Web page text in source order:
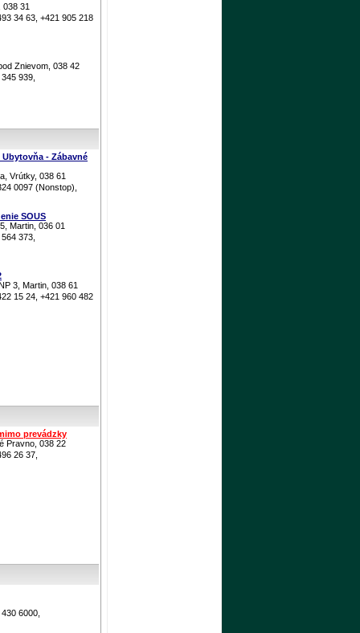
31
34 63, +421 905 218
Znievom, 038 42
939,
- Zábavné
Vrútky, 038 61
0097 (Nonstop),
SOUS
Martin, 036 01
373,
3, Martin, 038 61
15 24, +421 960 482
prevádzky
Pravno, 038 22
26 37,
6000,